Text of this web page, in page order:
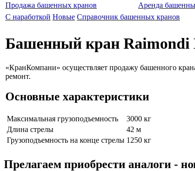
Продажа башенных кранов
Аренда
С наработкой Новые Справочник башенных кранов
Башенный кран Raimondi
«КранКомпани» осуществляет продажу башенного
ремонт.
Основные характеристики
Максимальная грузоподъемность
3000 кг
Длина стрелы
42 м
Грузоподъемность на конце стрелы 1250 кг
Прелагаем приобрести аналоги